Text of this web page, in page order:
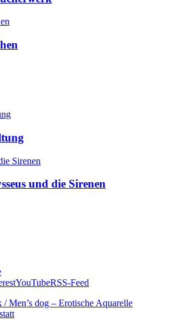
und die Sirenen
YouTubeRSS-Feed
/ Men’s dog – Erotische Aquarelle